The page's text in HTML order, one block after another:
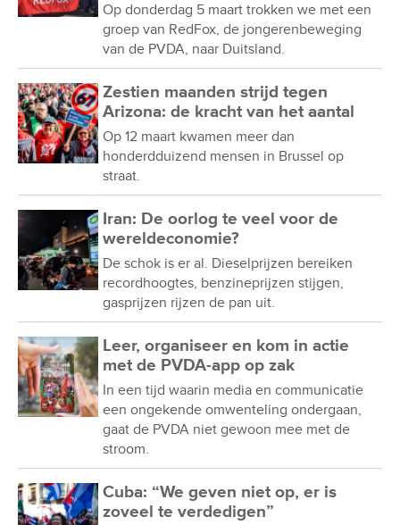
Op donderdag 5 maart trokken we met een
groep van RedFox, de jongerenbeweging
van de PVDA, naar Duitsland.
Zestien maanden strijd tegen
Arizona: de kracht van het aantal
Op 12 maart kwamen meer dan
honderdduizend mensen in Brussel op
straat.
Iran: De oorlog te veel voor de
wereldeconomie?
De schok is er al. Dieselprijzen bereiken
recordhoogtes, benzineprijzen stijgen,
gasprijzen rijzen de pan uit.
Leer, organiseer en kom in actie
met de PVDA-app op zak
In een tijd waarin media en communicatie
een ongekende omwenteling ondergaan,
gaat de PVDA niet gewoon mee met de
stroom.
Cuba: “We geven niet op, er is
zoveel te verdedigen”